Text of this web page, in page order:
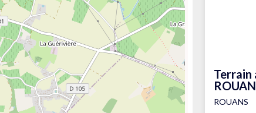
Terrain
ROUANS